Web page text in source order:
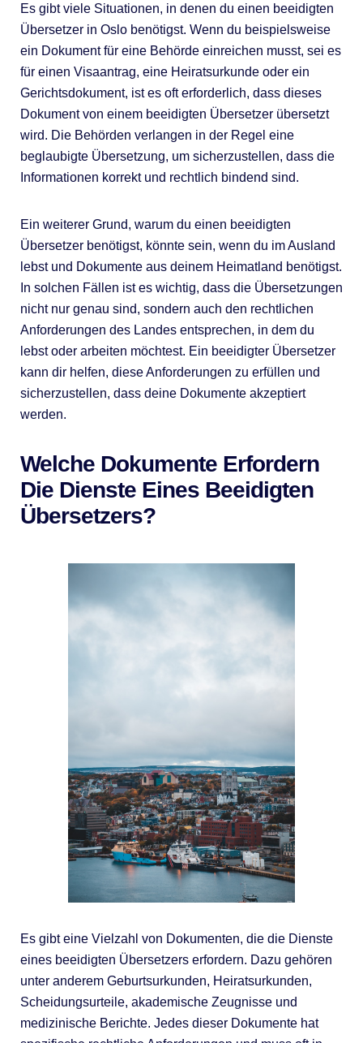
Es gibt viele Situationen, in denen du einen beeidigten
Übersetzer in Oslo benötigst. Wenn du beispielsweise
ein Dokument für eine Behörde einreichen musst, sei es
für einen Visaantrag, eine Heiratsurkunde oder ein
Gerichtsdokument, ist es oft erforderlich, dass dieses
Dokument von einem beeidigten Übersetzer übersetzt
wird. Die Behörden verlangen in der Regel eine
beglaubigte Übersetzung, um sicherzustellen, dass die
Informationen korrekt und rechtlich bindend sind.
Ein weiterer Grund, warum du einen beeidigten
Übersetzer benötigst, könnte sein, wenn du im Ausland
lebst und Dokumente aus deinem Heimatland benötigst.
In solchen Fällen ist es wichtig, dass die Übersetzungen
nicht nur genau sind, sondern auch den rechtlichen
Anforderungen des Landes entsprechen, in dem du
lebst oder arbeiten möchtest. Ein beeidigter Übersetzer
kann dir helfen, diese Anforderungen zu erfüllen und
sicherzustellen, dass deine Dokumente akzeptiert
werden.
Welche Dokumente Erfordern
Die Dienste Eines Beeidigten
Übersetzers?
Es gibt eine Vielzahl von Dokumenten, die die Dienste
eines beeidigten Übersetzers erfordern. Dazu gehören
unter anderem Geburtsurkunden, Heiratsurkunden,
Scheidungsurteile, akademische Zeugnisse und
medizinische Berichte. Jedes dieser Dokumente hat